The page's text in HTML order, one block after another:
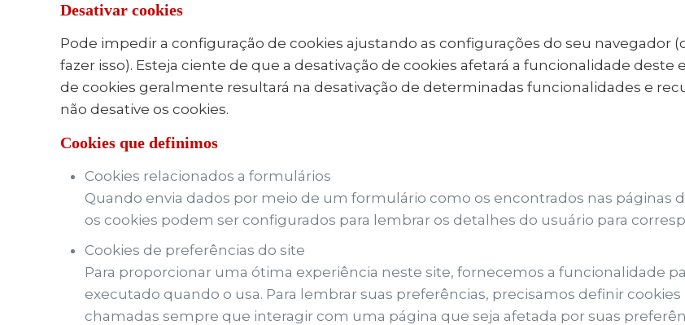
Desativar cookies
Pode impedir a configuração de cookies ajustando as configurações do seu navegador
fazer isso). Esteja ciente de que a desativação de cookies afetará a funcionalidade
de cookies geralmente resultará na desativação de determinadas funcionalidades e
não desative os cookies.
Cookies que definimos
Cookies relacionados a formulários
Quando envia dados por meio de um formulário como os encontrados nas páginas
os cookies podem ser configurados para lembrar os detalhes do usuário para
Cookies de preferências do site
Para proporcionar uma ótima experiência neste site, fornecemos a funcionalidade
executado quando o usa. Para lembrar suas preferências, precisamos definir
chamadas sempre que interagir com uma página que seja afetada por suas